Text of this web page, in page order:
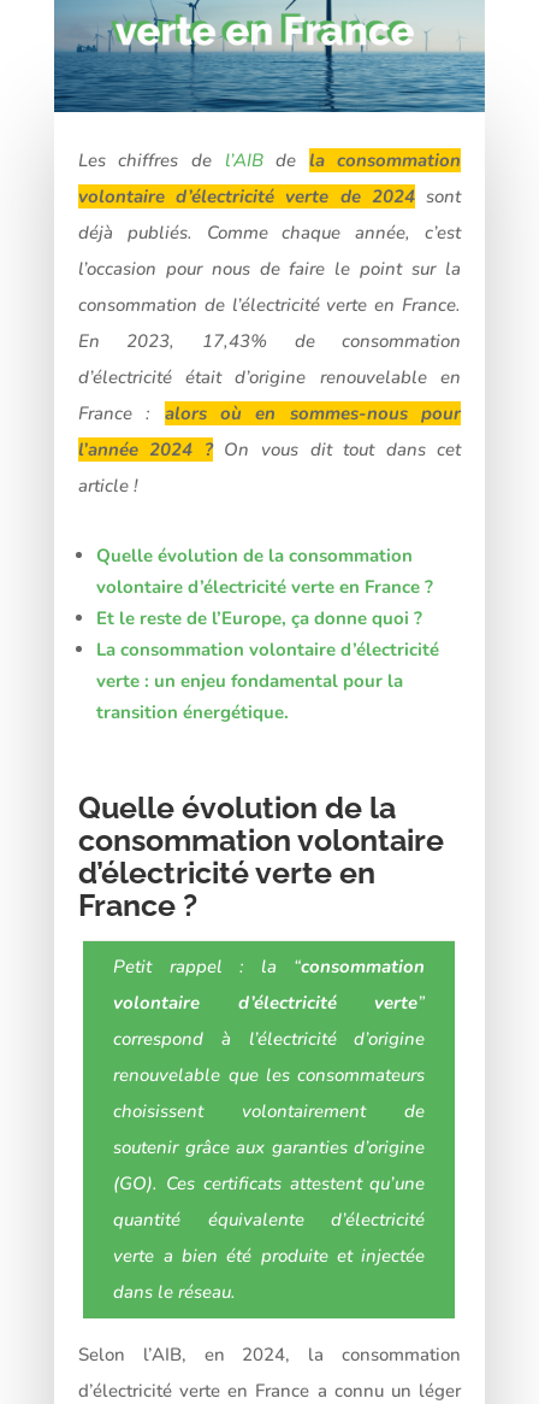
Les chiffres de l’AIBde la consommation
volontaire d’électricité verte de 2024sont
déjà publiés. Comme chaque année, c’est
l’occasion pour nous de faire le point sur la
consommation de l’électricité verte en France.
En 2023, 17,43% de consommation
d’électricité était d’origine renouvelable en
France : alors où en sommes-nous pour
l’année 2024 ?On vous dit tout dans cet
article !
Quelle évolution de la consommation
volontaire d’électricité verte en France ?
Et le reste de l’Europe, ça donne quoi ?
La consommation volontaire d’électricité
verte : un enjeu fondamental pour la
transition énergétique.
Quelle évolution de la
consommation volontaire
d’électricité verte en
France ?
Petit rappel : la “consommation
volontaire d’électricité verte”
correspond à l’électricité d’origine
renouvelable que les consommateurs
choisissent volontairement de
soutenir grâce aux garanties d’origine
(GO). Ces certificats attestent qu’une
quantité équivalente d’électricité
verte a bien été produite et injectée
dans le réseau.
Selon l’AIB, en 2024, la consommation
d’électricité verte en France a connu un léger